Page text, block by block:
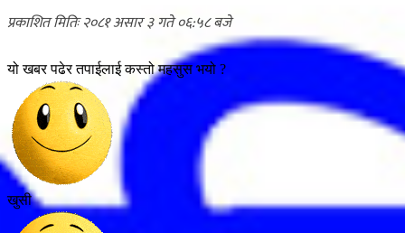
२०८१ असार ३ गते ०६:५८
यो खबर पढेर तपाईलाई कस्तो महसुस भयो ?
खुसी